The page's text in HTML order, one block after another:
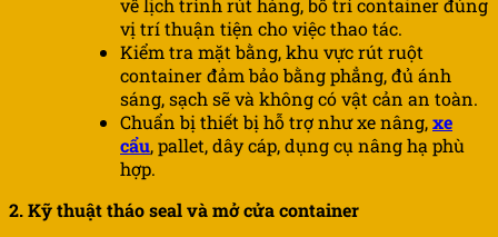
về lịch trình rút hàng, bố trí container đúng
vị trí thuận tiện cho việc thao tác.
Kiểm tra mặt bằng, khu vực rút ruột
container đảm bảo bằng phẳng, đủ ánh
sáng, sạch sẽ và không có vật cản an toàn.
Chuẩn bị thiết bị hỗ trợ như xe nâng,xe
cẩu, pallet, dây cáp, dụng cụ nâng hạ phù
hợp.
2. Kỹ thuật tháo seal và mở cửa container